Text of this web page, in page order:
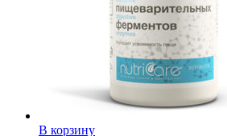
В корзину